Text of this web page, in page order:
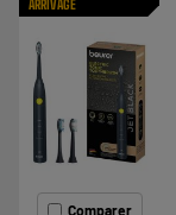
ARRIVAGE
Comparer